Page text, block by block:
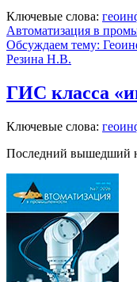
Ключевые слова:
Автоматизация в
Обсуждаем тему:
Резина Н.В.
ГИС класса
Ключевые слова:
Последний вышедший